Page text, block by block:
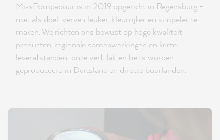
MissPompadour is in 2019 opgericht in Regensburg -
met als doel: verven leuker, kleurrijker en simpeler te
maken. We richten ons bewust op hoge kwaliteit
producten, regionale samenwerkingen en korte
leverafstanden: onze verf, lak en beits worden
geproduceerd in Duitsland en directe buurlanden.